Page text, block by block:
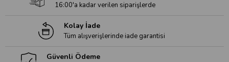
16:00'a kadar verilen siparişlerde
Kolay İade
Tüm alışverişlerinde iade garantisi
Güvenli Ödeme